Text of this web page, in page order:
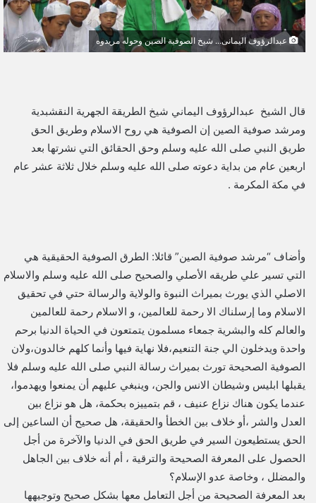
إ
ل
ك
عبدالرؤوف اليمانى... شيخ الصوفية الصين وحوله مريدوه
قال الشيخ عبدالرؤوف اليماني شيخ الطريقة الجهرية النقشبدية
ومرشد صوفية الصين إن الصوفية هي روح الاسلام وطريق الحق
طريق النبي صلى الله عليه وسلم وحق الحقائق التي نشرتها بعد
اربعين عام من بداية دعوته صلى الله عليه وسلم خلال ثلاثة عشر عام
في مكة المكرمة .
وأضاف “مرشد صوفية الصين” قائلا: الطرق الصوفية الحقيقية هي
التي تسير علي طريقه الأصلي والصحيح صلى الله عليه وسلم والاسلام
الاصلي الذي يورث بميراث النبوة والولاية والرسالة حتي في تحقيق
الاسلام وما إرسلناك الا رحمة للعالمين، و الاسلام رحمة للعالمين
والعالم كله والبشرية جمعاء مسلمون يتمتعون في الحياة الدنيا برحم
واحدة ويدخلون الي جنة التنعيم،فلا نهاية فيها وأنما كلهم خالدون،ولان
الصوفية الصحيحة تورث بميراث رسالة النبي صلى الله عليه وسلم فلا
يقبلها ابليس وشيطان الانس والجن، وينبغي عليهم أن يمنعوا ويهدموا،
عندما يكون هناك نزاع عنيف ، قم بتمييزه بحكمة، هل هو نزاع بين
العدل والشر ،أو خلاف بين الخطأ والحقيقة، هل صحيح أن الساعين إلى
الحق يستطيعون السير في طريق الحق في الدنيا والآخرة من أجل
الحصول على المعرفة الصحيحة والترقية ، أم أنه خلاف بين الجاهل
والمضلل ، وخاصة عدو الإسلام؟
بعد المعرفة الصحيحة من أجل التعامل معها بشكل صحيح وتوجيهها